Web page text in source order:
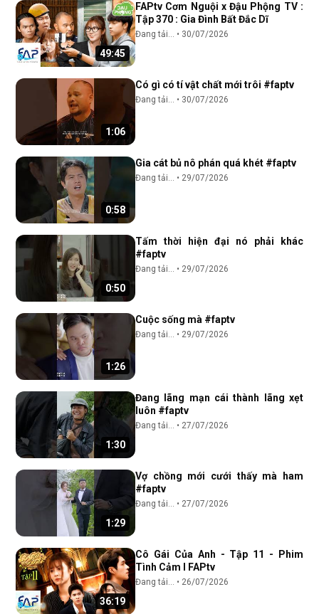
49:45
FAPtv Cơm Nguội x Đậu Phộng TV :
Tập 370 : Gia Đình Bất Đắc Dĩ
Đang tải... • 30/07/2026
1:06
Có gì có tí vật chất mới trôi #faptv
Đang tải... • 30/07/2026
0:58
Gia cát bủ nô phán quá khét #faptv
Đang tải... • 29/07/2026
0:50
Tấm thời hiện đại nó phải khác
#faptv
Đang tải... • 29/07/2026
1:26
Cuộc sống mà #faptv
Đang tải... • 29/07/2026
1:30
Đang lãng mạn cái thành lãng xẹt
luôn #faptv
Đang tải... • 27/07/2026
1:29
Vợ chồng mới cưới thấy mà ham
#faptv
Đang tải... • 27/07/2026
36:19
Cô Gái Của Anh - Tập 11 - Phim
Tình Cảm I FAPtv
Đang tải... • 26/07/2026